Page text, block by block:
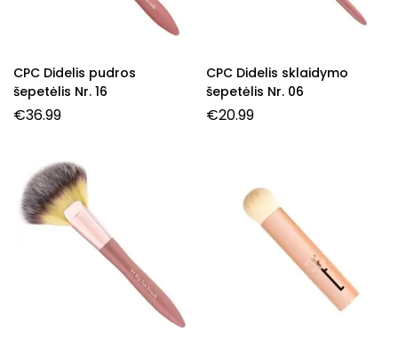
CPC Didelis pudros
šepetėlis Nr. 16
€36.99
CPC Didelis sklaidymo
šepetėlis Nr. 06
€20.99